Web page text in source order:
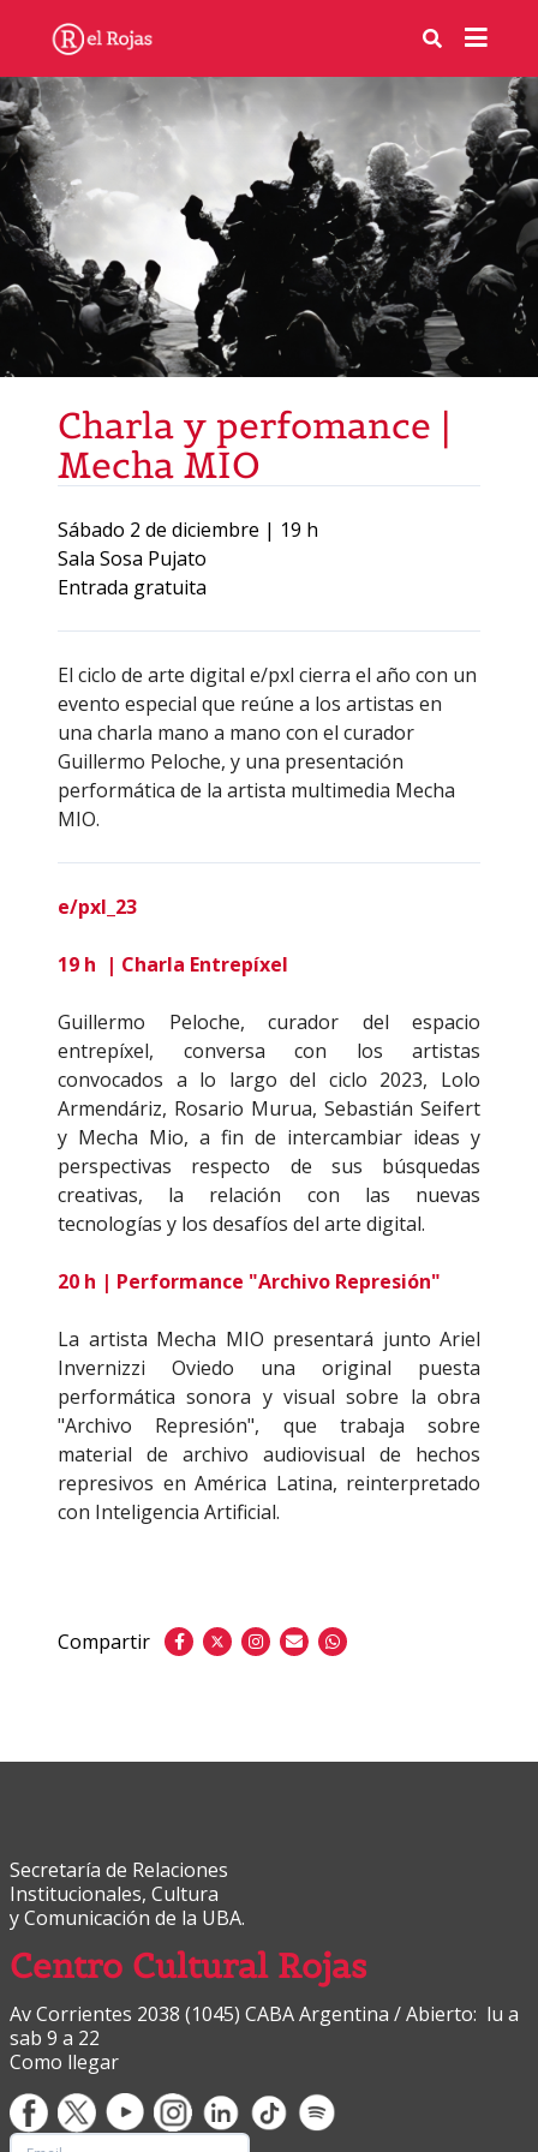
Charla y perfomance |
Mecha MIO
Sábado 2 de diciembre | 19 h
Sala Sosa Pujato
Entrada gratuita
El ciclo de arte digital e/pxl cierra el año con un
evento especial que reúne a los artistas en
una charla mano a mano con el curador
Guillermo Peloche, y una presentación
performática de la artista multimedia Mecha
MIO.
e/pxl_23
19 h | Charla Entrepíxel
Guillermo Peloche, curador del espacio
entrepíxel, conversa con los artistas
convocados a lo largo del ciclo 2023, Lolo
Armendáriz, Rosario Murua, Sebastián Seifert
y Mecha Mio, a fin de intercambiar ideas y
perspectivas respecto de sus búsquedas
creativas, la relación con las nuevas
tecnologías y los desafíos del arte digital.
20 h | Performance "Archivo Represión"
La artista Mecha MIO presentará junto Ariel
Invernizzi Oviedo una original puesta
performática sonora y visual sobre la obra
"Archivo Represión", que trabaja sobre
material de archivo audiovisual de hechos
represivos en América Latina, reinterpretado
con Inteligencia Artificial.
Compartir
Secretaría de Relaciones
Institucionales, Cultura
y Comunicación de la UBA.
Centro Cultural Rojas
Av Corrientes 2038 (1045) CABA Argentina / Abierto: lu a
sab 9 a 22
Como llegar